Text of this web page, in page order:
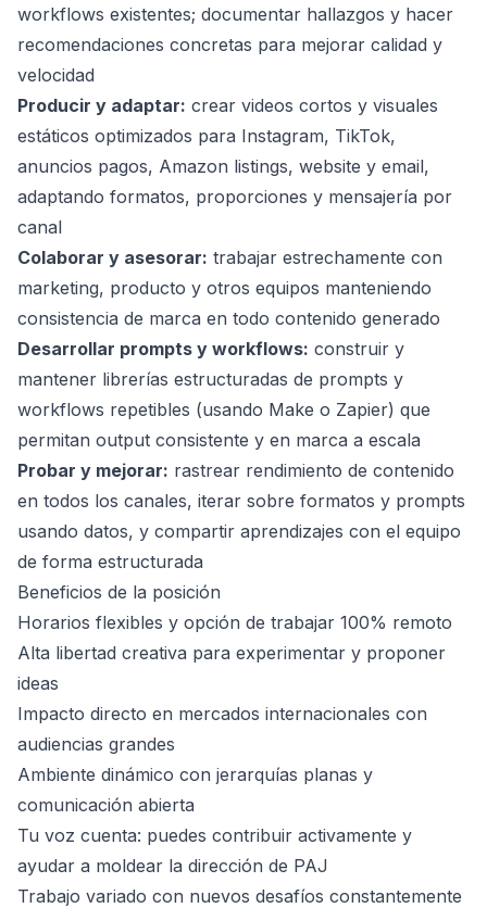
workflows existentes; documentar hallazgos y hacer
recomendaciones concretas para mejorar calidad y
velocidad
Producir y adaptar: crear videos cortos y visuales
estáticos optimizados para Instagram, TikTok,
anuncios pagos, Amazon listings, website y email,
adaptando formatos, proporciones y mensajería por
canal
Colaborar y asesorar: trabajar estrechamente con
marketing, producto y otros equipos manteniendo
consistencia de marca en todo contenido generado
Desarrollar prompts y workflows: construir y
mantener librerías estructuradas de prompts y
workflows repetibles (usando Make o Zapier) que
permitan output consistente y en marca a escala
Probar y mejorar: rastrear rendimiento de contenido
en todos los canales, iterar sobre formatos y prompts
usando datos, y compartir aprendizajes con el equipo
de forma estructurada
Beneficios de la posición
Horarios flexibles y opción de trabajar 100% remoto
Alta libertad creativa para experimentar y proponer
ideas
Impacto directo en mercados internacionales con
audiencias grandes
Ambiente dinámico con jerarquías planas y
comunicación abierta
Tu voz cuenta: puedes contribuir activamente y
ayudar a moldear la dirección de PAJ
Trabajo variado con nuevos desafíos constantemente